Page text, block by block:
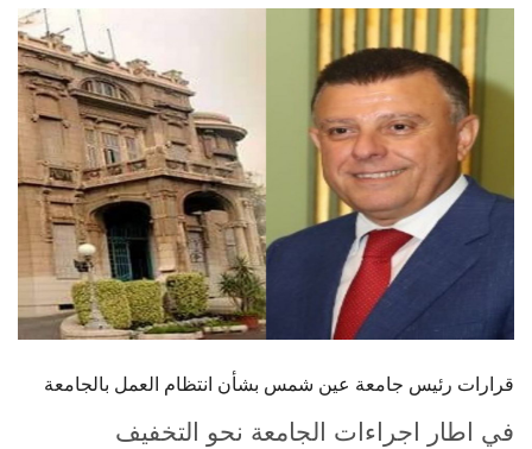
تواصل معنا
الطلاب
هيئة التدريس
الدراسات العليا
الخريجين
قرارات رئيس جامعة عين شمس بشأن انتظام العمل بالجامعة
في اطار اجراءات الجامعة نحو التخفيف